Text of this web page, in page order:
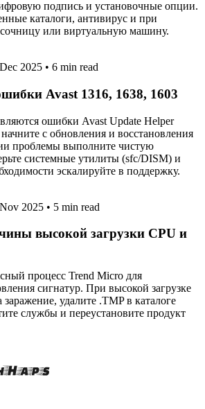
подпись и установочные опции.
каталоги, антивирус и при
или виртуальную машину.
2025 • 6 min read
Avast 1316, 1638, 1603
ошибки Avast Update Helper
с обновления и восстановления
проблемы выполните чистую
системные утилиты (sfc/DISM) и
эскалируйте в поддержку.
2025 • 5 min read
высокой загрузки CPU и
процесс Trend Micro для
сигнатур. При высокой загрузке
заражение, удалите .TMP в каталоге
службы и переустановите продукт